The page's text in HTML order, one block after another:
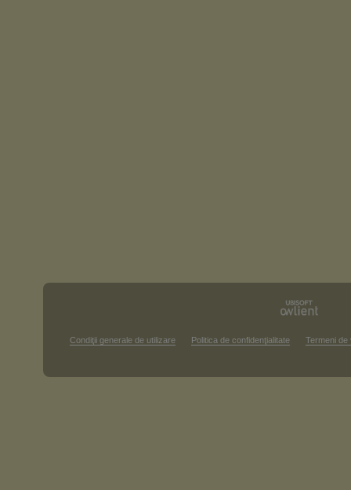
Condiţii generale de utilizare Politica de confidenţialitate Termeni de